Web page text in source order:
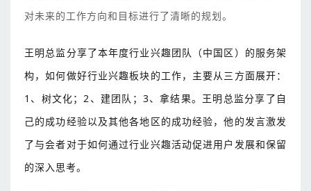
对未来的工作方向和目标进行了清晰的规划。
王明总监分享了本年度行业兴趣团队（中国区）的服务架
构，如何做好行业兴趣板块的工作，主要从三方面展开：
1、树文化；2、建团队；3、拿结果。王明总监分享了自
己的成功经验以及其他各地区的成功经验，他的发言激发
了与会者对于如何通过行业兴趣活动促进用户发展和保留
的深入思考。